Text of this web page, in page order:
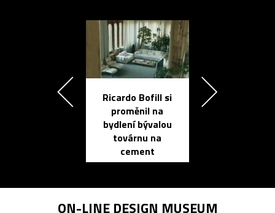
Ricardo Bofill si
proměnil na
bydlení bývalou
továrnu na
cement
ON-LINE DESIGN MUSEUM